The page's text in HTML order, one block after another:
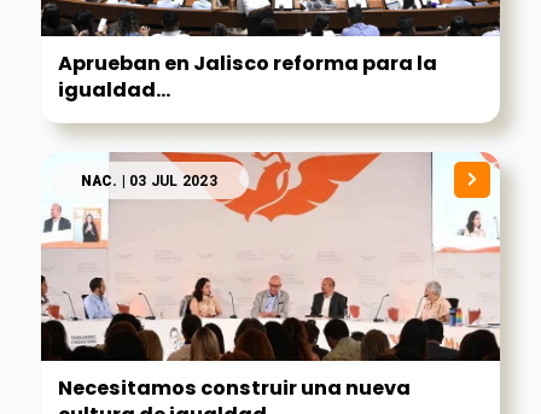
Aprueban en Jalisco reforma para la
igualdad...
NAC. | 03 JUL 2023
Necesitamos construir una nueva